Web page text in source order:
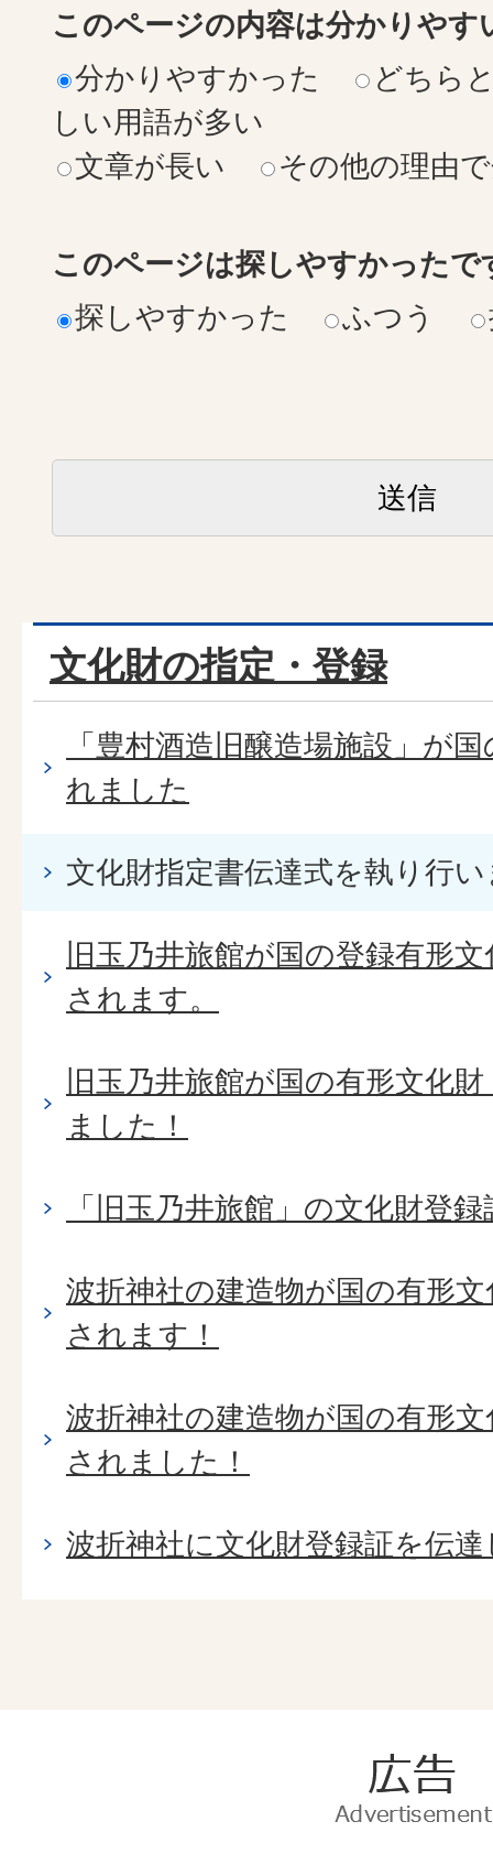
このページの内容は分かりやす
分かりやすかった
どちら
しい用語が多い
文章が長い
その他の理由
このページは探しやすかったで
探しやすかった
ふつう
文化財の指定・登録
「豊村酒造旧醸造場施設」が
れました
文化財指定書伝達式を執り行
旧玉乃井旅館が国の登録有形
されます。
旧玉乃井旅館が国の有形文化
ました！
「旧玉乃井旅館」の文化財登
波折神社の建造物が国の有形
されます！
波折神社の建造物が国の有形
されました！
波折神社に文化財登録証を伝
告